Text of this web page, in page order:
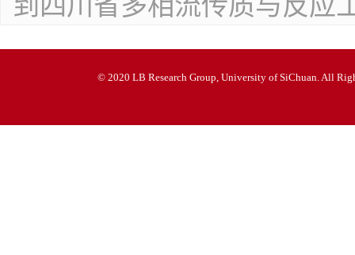
到四川省多相流传质与反应
© 2020 LB Research Group, University of SiChuan. All